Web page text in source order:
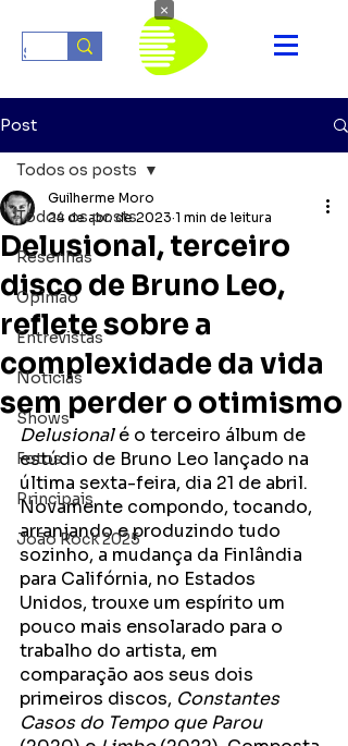
Post
Todos os posts
Resenhas
Opinião
Entrevistas
Notícias
Shows
Fotos
Principais
João Rock 2025
Todos os posts
Delusional, terceiro
disco de Bruno Leo,
reflete sobre a
complexidade da vida
sem perder o otimismo
Guilherme Moro
24 de abr. de 2023 1 min de leitura
Delusional é o terceiro álbum de
estúdio de Bruno Leo lançado na
última sexta-feira, dia 21 de abril.
Novamente compondo, tocando,
arranjando e produzindo tudo
sozinho, a mudança da Finlândia
para Califórnia, no Estados
Unidos, trouxe um espírito um
pouco mais ensolarado para o
trabalho do artista, em
comparação aos seus dois
primeiros discos, Constantes
Casos do Tempo que Parou
×